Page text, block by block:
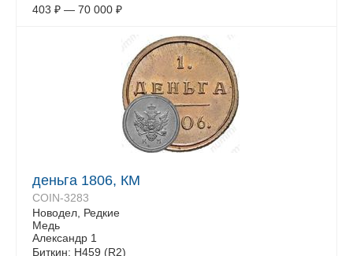
403 ₽ — 70 000 ₽
деньга 1806, КМ
COIN-3283
Новодел, Редкие
Медь
Александр 1
Биткин: Н459 (R2)